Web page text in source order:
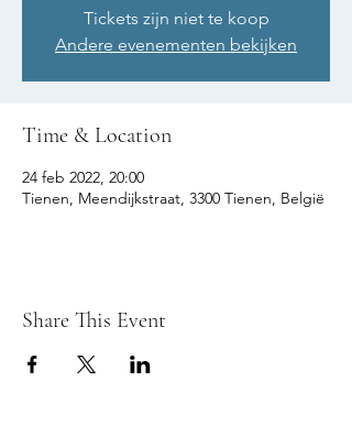
Tickets zijn niet te koop
Andere evenementen bekijken
Time & Location
24 feb 2022, 20:00
Tienen, Meendijkstraat, 3300 Tienen, België
Share This Event